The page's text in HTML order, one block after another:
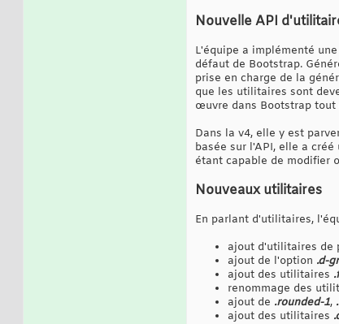
Nouvelle API
L'équipe a implémenté
défaut de Bootstrap.
prise en charge de la
que les utilitaires sont
œuvre dans Bootstrap
Dans la v4, elle y est
basée sur l'API, elle a
étant capable de modifier
Nouveaux utilitaires
En parlant d'utilitaires,
ajout d'utilitaires de
ajout de l'option .d-
ajout des utilitaires
renommage des
ajout de .rounded-1,
ajout des utilitaires